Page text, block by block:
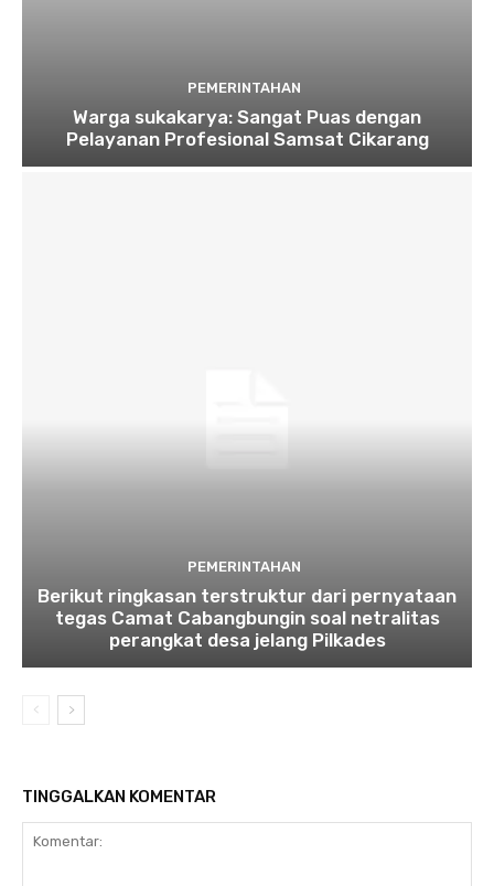
PEMERINTAHAN
Warga sukakarya: Sangat Puas dengan
Pelayanan Profesional Samsat Cikarang
PEMERINTAHAN
Berikut ringkasan terstruktur dari pernyataan
tegas Camat Cabangbungin soal netralitas
perangkat desa jelang Pilkades
TINGGALKAN KOMENTAR